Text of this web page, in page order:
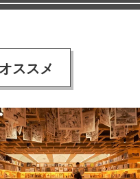
ススメ